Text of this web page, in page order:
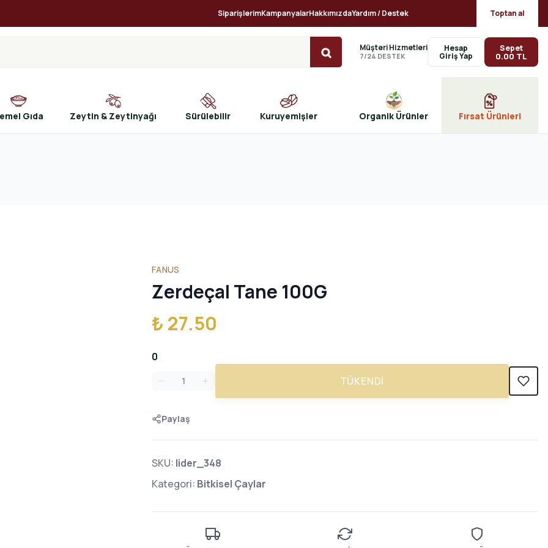
SiparişlerimKampanyalarHakkımızdaYardım / Destek Toptan al
Müşteri Hizmetleri
7/24 DESTEK
Hesap Sepet
0.00 TL
Gıda Zeytin & Zeytinyağı Sürülebilir Kuruyemişler Organik Ürünler Fırsat Ürünleri
FANUS
Zerdeçal Tane 100G
₺ 27.50
0
TÜKENDI
Paylaş
SKU: lider_348
Kategori: Bitkisel Çaylar